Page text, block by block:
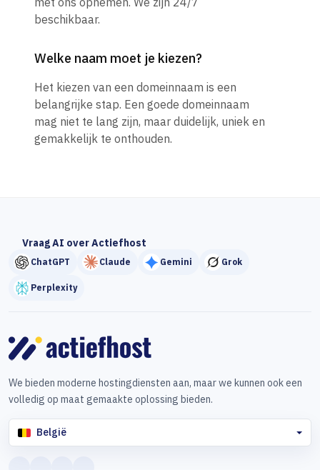
beschikbaar.
Welke naam moet je kiezen?
Het kiezen van een domeinnaam is een
belangrijke stap. Een goede domeinnaam
mag niet te lang zijn, maar duidelijk, uniek en
gemakkelijk te onthouden.
Vraag AI over Actiefhost
ChatGPT Claude Gemini Grok
Perplexity
We bieden moderne hostingdiensten aan, maar we kunnen ook een
volledig op maat gemaakte oplossing bieden.
België